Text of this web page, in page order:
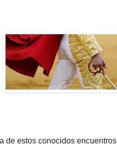
de estos conocidos encuentros